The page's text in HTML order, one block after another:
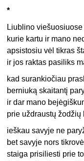
*
Liublino
kurie kartu ir mano
apsistosiu vėl tikras
ir jos raktas pasiliks
kad surankiočiau
berniuką skaitantį
ir dar mano
prie uždraustų
ieškau savyje ne
bet savyje nors
staiga prisiliesti prie